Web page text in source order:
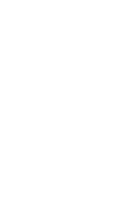
的治疗方法，而一步步踏